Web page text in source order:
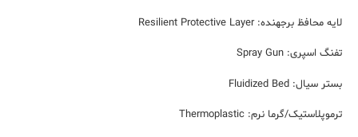
لایه محافظ برجهنده: Resilient Protective Layer
تفنگ اسپری: Spray Gun
بستر سیال: Fluidized Bed
ترموپلاستیک/گرما نرم: Thermoplastic